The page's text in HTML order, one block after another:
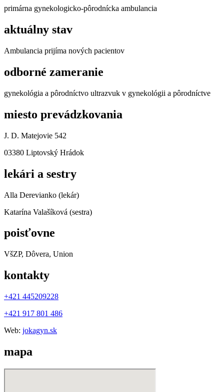
primárna gynekologicko-pôrodnícka ambulancia
aktuálny stav
Ambulancia prijíma nových pacientov
odborné zameranie
gynekológia a pôrodníctvo ultrazvuk v gynekológii a pôrodníctve
miesto prevádzkovania
J. D. Matejovie 542
03380 Liptovský Hrádok
lekári a sestry
Alla Derevianko (lekár)
Katarína Valašíková (sestra)
poisťovne
VšZP, Dôvera, Union
kontakty
+421 445209228
+421 917 801 486
Web: jokagyn.sk
mapa